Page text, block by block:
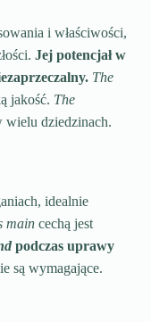
i właściwości,
Jej potencjał w
The
jakość. The
wielu dziedzinach.
idealnie
maincechą jest
podczas uprawy
są wymagające.